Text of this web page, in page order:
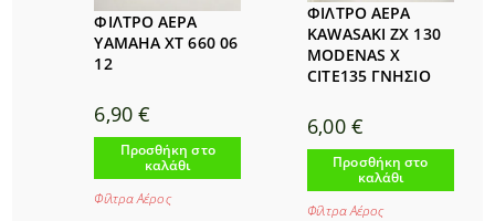
ΦΙΛΤΡΟ ΑΕΡΑ
YAMAHA XT 660 06
12
6,90 €
Προσθήκη στο
καλάθι
Φίλτρα Αέρος
ΦΙΛΤΡΟ ΑΕΡΑ
KAWASAKI ZX 130
MODENAS X
CITE135 ΓΝΗΣΙΟ
6,00 €
Προσθήκη στο
καλάθι
Φίλτρα Αέρος